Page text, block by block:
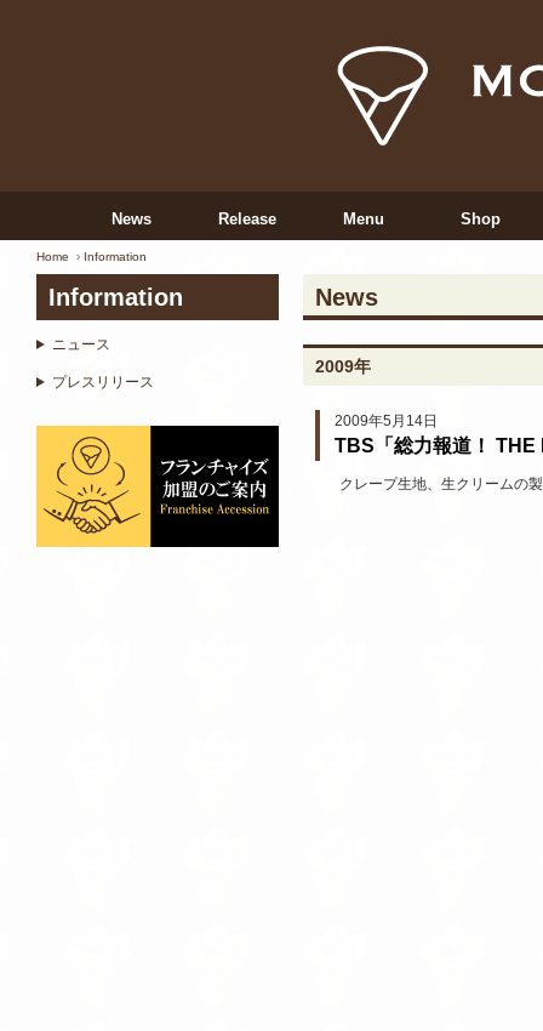
News Release Menu Shop
Home Information
Information
ニュース
プレスリリース
News
2009年
2009年5月14日
TBS「総力報道！ THE
クレープ生地、生クリームの